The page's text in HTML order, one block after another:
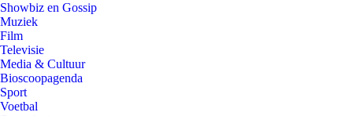
Showbiz en Gossip
Muziek
Film
Televisie
Media & Cultuur
Bioscoopagenda
Sport
Voetbal